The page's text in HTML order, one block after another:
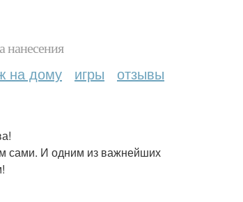
нанесения
на дому игры отзывы
сами. И одним из важнейших